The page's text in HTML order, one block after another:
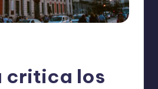
critica los